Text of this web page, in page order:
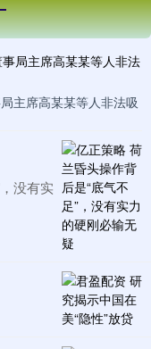
主席高某某等人非法吸
没有实